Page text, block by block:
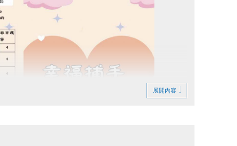
，名額有限送完為止。
級獎勵領取名額尚未額滿
」等級 (7-8級檢定通過前10名可領取獎勵)，
中，僅有8名通過藍帽檢定，則您為第9名通過
展開內容